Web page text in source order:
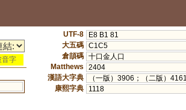
音字
UTF-8
E8 B1 81
大五碼 C1C5
倉頡碼 十口金人口
Matthews
2404
漢語大字典
（一版）3906；（二版）4161
康熙字典
1118